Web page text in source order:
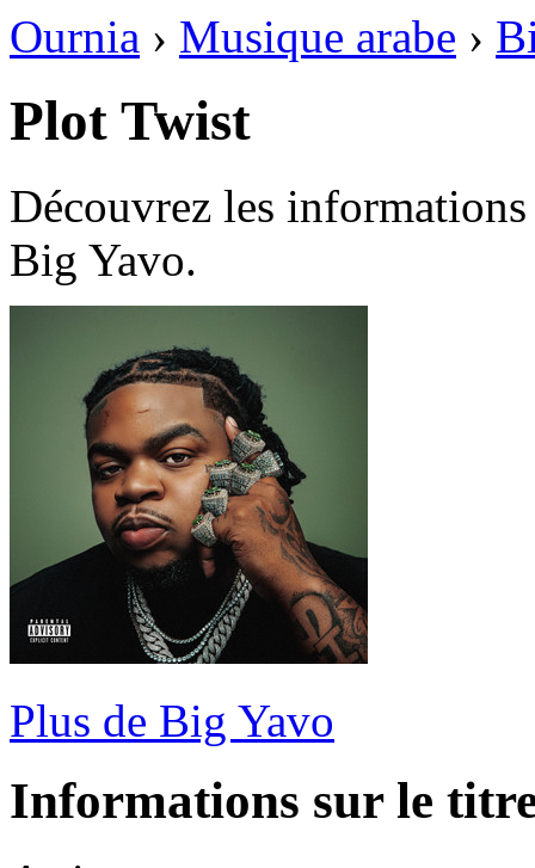
Ournia › Musique arabe ›
Plot Twist
Découvrez les
Big Yavo.
Plus de Big Yavo
Informations sur le